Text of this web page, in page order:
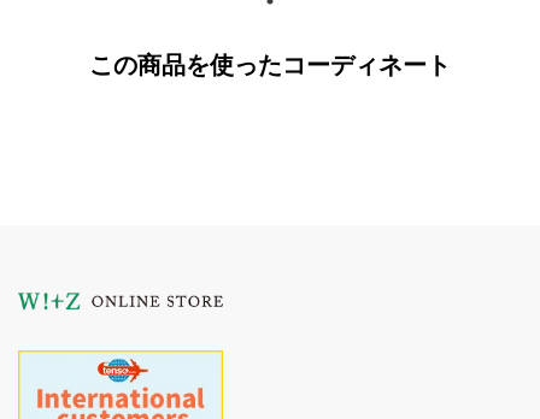
この商品を使ったコーディネート